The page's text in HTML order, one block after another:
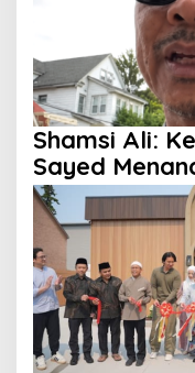
Shamsi Ali:
Sayed
Politik